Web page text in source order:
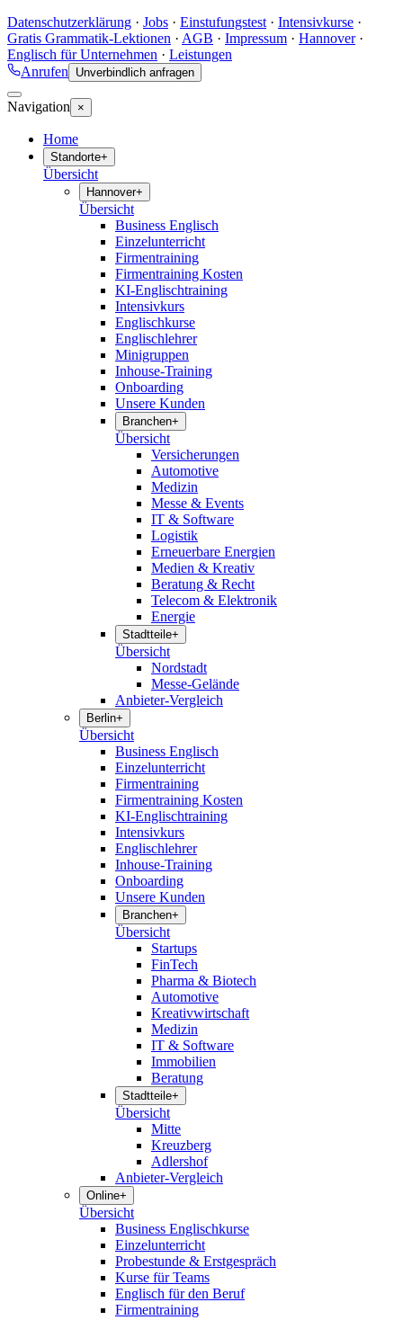
Datenschutzerklärung · Jobs · Einstufungstest · Intensivkurse ·
Gratis Grammatik-Lektionen · AGB · Impressum · Hannover·
Englisch für Unternehmen · Leistungen
Anrufen
Unverbindlich anfragen
Navigation ×
Home
Standorte+
Übersicht
Hannover+
Übersicht
Business Englisch
Einzelunterricht
Firmentraining
Firmentraining Kosten
KI-Englischtraining
Intensivkurs
Englischkurse
Englischlehrer
Minigruppen
Inhouse-Training
Onboarding
Unsere Kunden
Branchen+
Übersicht
Versicherungen
Automotive
Medizin
Messe & Events
IT & Software
Logistik
Erneuerbare Energien
Medien & Kreativ
Beratung & Recht
Telecom & Elektronik
Energie
Stadtteile+
Übersicht
Nordstadt
Messe-Gelände
Anbieter-Vergleich
Berlin+
Übersicht
Business Englisch
Einzelunterricht
Firmentraining
Firmentraining Kosten
KI-Englischtraining
Intensivkurs
Englischlehrer
Inhouse-Training
Onboarding
Unsere Kunden
Branchen+
Übersicht
Startups
FinTech
Pharma & Biotech
Automotive
Kreativwirtschaft
Medizin
IT & Software
Immobilien
Beratung
Stadtteile+
Übersicht
Mitte
Kreuzberg
Adlershof
Anbieter-Vergleich
Online+
Übersicht
Business Englischkurse
Einzelunterricht
Probestunde & Erstgespräch
Kurse für Teams
Englisch für den Beruf
Firmentraining